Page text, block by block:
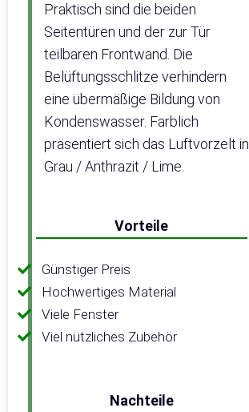
Praktisch sind die beiden
Seitentüren und der zur Tür
teilbaren Frontwand. Die
Belüftungsschlitze verhindern
eine übermäßige Bildung von
Kondenswasser. Farblich
präsentiert sich das Luftvorzelt in
Grau / Anthrazit / Lime.
Vorteile
Günstiger Preis
Hochwertiges Material
Viele Fenster
Viel nützliches Zubehör
Nachteile